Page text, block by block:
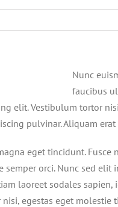
Nunc
faucibus
elit. Vestibulum tortor
pulvinar. Aliquam
eget tincidunt.
semper orci. Nunc sed
laoreet sodales
egestas eget